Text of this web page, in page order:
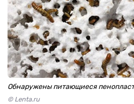
Обнаружены питающиеся
© Lenta.ru